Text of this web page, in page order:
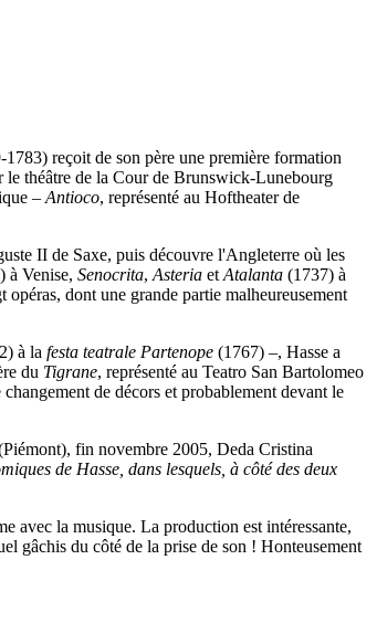
reçoit de son père une première formation
le théâtre de la Cour de Brunswick-Lunebourg
– Antioco, représenté au Hoftheater de
II de Saxe, puis découvre l'Angleterre où les
à Venise, Senocrita, Asteria et Atalanta (1737) à
dont une grande partie malheureusement
à la festa teatrale Partenope (1767) –, Hasse a
du Tigrane, représenté au Teatro San Bartolomeo
de décors et probablement devant le
fin novembre 2005, Deda Cristina
de Hasse, dans lesquels, à côté des deux
avec la musique. La production est intéressante,
gâchis du côté de la prise de son ! Honteusement